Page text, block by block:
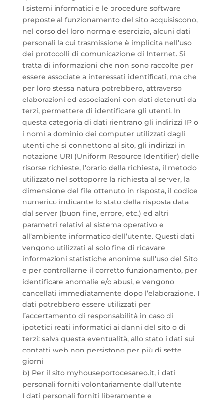
I sistemi informatici e le procedure software
preposte al funzionamento del sito acquisiscono,
nel corso del loro normale esercizio, alcuni dati
personali la cui trasmissione è implicita nell’uso
dei protocolli di comunicazione di Internet. Si
tratta di informazioni che non sono raccolte per
essere associate a interessati identificati, ma che
per loro stessa natura potrebbero, attraverso
elaborazioni ed associazioni con dati detenuti da
terzi, permettere di identificare gli utenti. In
questa categoria di dati rientrano gli indirizzi IP o
i nomi a dominio dei computer utilizzati dagli
utenti che si connettono al sito, gli indirizzi in
notazione URI (Uniform Resource Identifier) delle
risorse richieste, l’orario della richiesta, il metodo
utilizzato nel sottoporre la richiesta al server, la
dimensione del file ottenuto in risposta, il codice
numerico indicante lo stato della risposta data
dal server (buon fine, errore, etc.) ed altri
parametri relativi al sistema operativo e
all’ambiente informatico dell’utente. Questi dati
vengono utilizzati al solo fine di ricavare
informazioni statistiche anonime sull’uso del Sito
e per controllarne il corretto funzionamento, per
identificare anomalie e/o abusi, e vengono
cancellati immediatamente dopo l’elaborazione. I
dati potrebbero essere utilizzati per
l’accertamento di responsabilità in caso di
ipotetici reati informatici ai danni del sito o di
terzi: salva questa eventualità, allo stato i dati sui
contatti web non persistono per più di sette
giorni
b) Per il sito myhouseportocesareo.it, i dati
personali forniti volontariamente dall’utente
I dati personali forniti liberamente e